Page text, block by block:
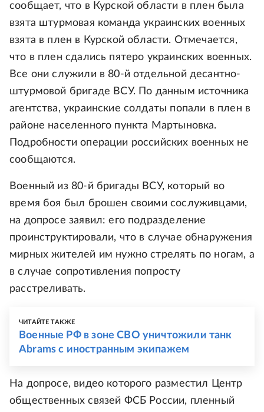
сообщает, что в Курской области в плен была
взята штурмовая команда украинских военных
взята в плен в Курской области. Отмечается,
что в плен сдались пятеро украинских военных.
Все они служили в 80-й отдельной десантно-
штурмовой бригаде ВСУ. По данным источника
агентства, украинские солдаты попали в плен в
районе населенного пункта Мартыновка.
Подробности операции российских военных не
сообщаются.
Военный из 80-й бригады ВСУ, который во
время боя был брошен своими сослуживцами,
на допросе заявил: его подразделение
проинструктировали, что в случае обнаружения
мирных жителей им нужно стрелять по ногам, а
в случае сопротивления попросту
расстреливать.
ЧИТАЙТЕ ТАКЖЕ
Военные РФ в зоне СВО уничтожили танк
Abrams с иностранным экипажем
На допросе, видео которого разместил Центр
общественных связей ФСБ России, пленный